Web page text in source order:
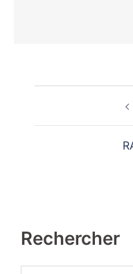
Rechercher